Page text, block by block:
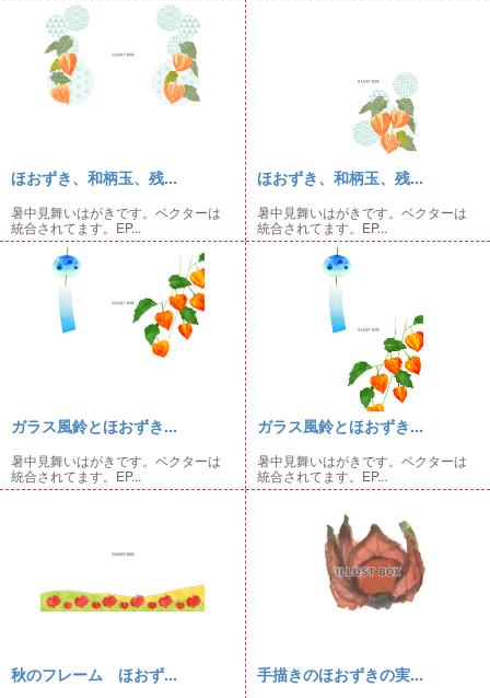
ほおずき、和柄玉、残...
暑中見舞いはがきです。ベクターは
統合されてます。EP...
ほおずき、和柄玉、残...
暑中見舞いはがきです。ベクターは
統合されてます。EP...
ガラス風鈴とほおずき...
暑中見舞いはがきです。ベクターは
統合されてます。EP...
ガラス風鈴とほおずき...
暑中見舞いはがきです。ベクターは
統合されてます。EP...
秋のフレーム ほおず... 手描きのほおずきの実...